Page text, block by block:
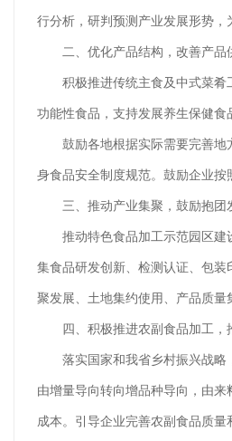
行分析，研判预测产业发展形势
二、优化产品结构，改善产品
积极推进传统主食及中式菜肴工
功能性食品，支持发展养生保健
鼓励各地根据实际需要完善地方
身食品安全制度规范。鼓励企业
三、推动产业集聚，鼓励抱团
推动特色食品加工示范园区建设
集食品研发创新、检测认证、包
聚发展、土地集约使用、产品质
四、积极推进农副食品加工，
落实国家和我省乡村振兴战略，
由增量导向转向增品种导向，由
成本。引导企业完善农副食品质